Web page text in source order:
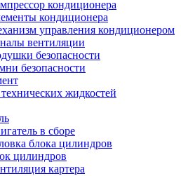
кондиционера
кондиционера
управления кондиционером
вентиляции
безопасности
безопасности
жидкостей
в сборе
блока цилиндров
цилиндров
картера